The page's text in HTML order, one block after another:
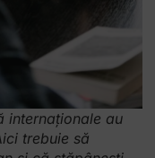
internaționale au
trebuie să